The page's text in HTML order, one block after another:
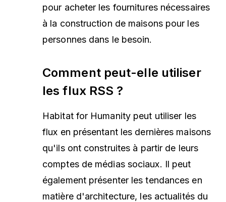
pour acheter les fournitures nécessaires
à la construction de maisons pour les
personnes dans le besoin.
Comment peut-elle utiliser
les flux RSS ?
Habitat for Humanity peut utiliser les
flux en présentant les dernières maisons
qu'ils ont construites à partir de leurs
comptes de médias sociaux. Il peut
également présenter les tendances en
matière d'architecture, les actualités du